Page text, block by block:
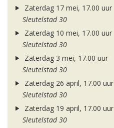
Zaterdag 17 mei, 17.00 uur
Sleutelstad 30
Zaterdag 10 mei, 17.00 uur
Sleutelstad 30
Zaterdag 3 mei, 17.00 uur
Sleutelstad 30
Zaterdag 26 april, 17.00 uur
Sleutelstad 30
Zaterdag 19 april, 17.00 uur
Sleutelstad 30